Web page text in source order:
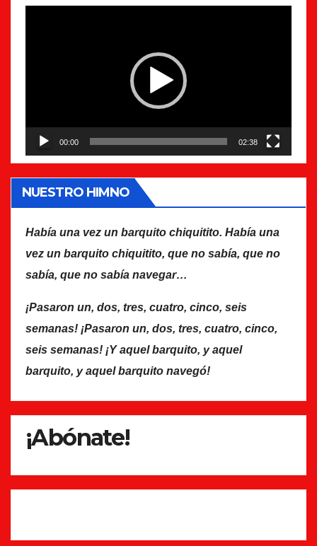
00:00 02:38
NUESTRO HIMNO
Había una vez un barquito chiquitito. Había una
vez un barquito chiquitito, que no sabía, que no
sabía, que no sabía navegar…
¡Pasaron un, dos, tres, cuatro, cinco, seis
semanas! ¡Pasaron un, dos, tres, cuatro, cinco,
seis semanas! ¡Y aquel barquito, y aquel
barquito, y aquel barquito navegó!
¡Abónate!